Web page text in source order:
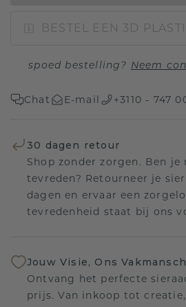
BESTEL EEN 3D
spoed bestelling? Neem
Chat E-mail +3110 - 747
30 dagen retour
Shop zonder zorgen. Ben
tevreden? Retourneer je
dagen en ervaar een
tevredenheid staat bij ons
Jouw Visie, Ons
Ontvang het perfecte
prijs. Van inkoop tot